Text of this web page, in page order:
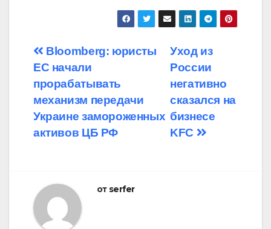
Навигация
по
записям
Уход из
России
негативно
сказался на
бизнесе
KFC
Bloomberg: юристы
ЕС начали
прорабатывать
механизм передачи
Украине замороженных
активов ЦБ РФ
от serfer